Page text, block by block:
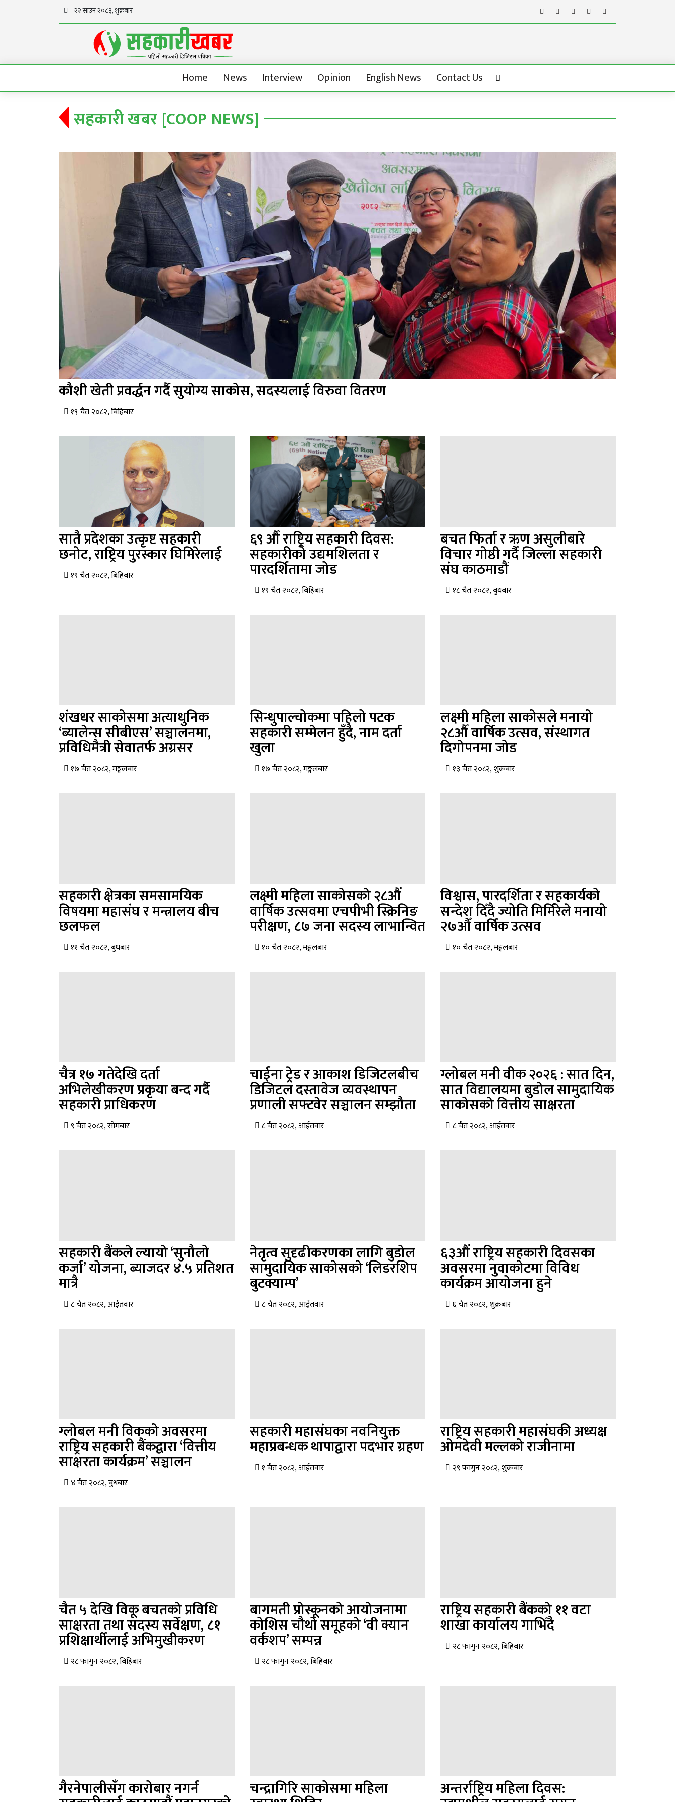
२२ साउन २०८३, शुक्रबार
Home News Interview Opinion English News Contact Us
सहकारी खबर [COOP NEWS]
कौशी खेती प्रवर्द्धन गर्दै सुयोग्य साकोस, सदस्यलाई विरुवा वितरण
१९ चैत २०८२, बिहिबार
सातै प्रदेशका उत्कृष्ट सहकारी
छनोट, राष्ट्रिय पुरस्कार घिमिरेलाई
१९ चैत २०८२, बिहिबार
६९ औँ राष्ट्रिय सहकारी दिवस:
सहकारीको उद्यमशिलता र
पारदर्शितामा जोड
१९ चैत २०८२, बिहिबार
बचत फिर्ता र ऋण असुलीबारे
विचार गोष्ठी गर्दै जिल्ला सहकारी
संघ काठमाडौं
१८ चैत २०८२, बुधबार
शंखधर साकोसमा अत्याधुनिक
‘ब्यालेन्स सीबीएस’ सञ्चालनमा,
प्रविधिमैत्री सेवातर्फ अग्रसर
१७ चैत २०८२, मङ्गलबार
सिन्धुपाल्चोकमा पहिलो पटक
सहकारी सम्मेलन हुँदै, नाम दर्ता
खुला
१७ चैत २०८२, मङ्गलबार
लक्ष्मी महिला साकोसले मनायो
२८औँ वार्षिक उत्सव, संस्थागत
दिगोपनमा जोड
१३ चैत २०८२, शुक्रबार
सहकारी क्षेत्रका समसामयिक
विषयमा महासंघ र मन्त्रालय बीच
छलफल
११ चैत २०८२, बुधबार
लक्ष्मी महिला साकोसको २८औं
वार्षिक उत्सवमा एचपीभी स्क्रिनिङ
परीक्षण, ८७ जना सदस्य लाभान्वित
१० चैत २०८२, मङ्गलबार
विश्वास, पारदर्शिता र सहकार्यको
सन्देश दिँदै ज्योति मिर्मिरेले मनायो
२७औँ वार्षिक उत्सव
१० चैत २०८२, मङ्गलबार
चैत्र १७ गतेदेखि दर्ता
अभिलेखीकरण प्रकृया बन्द गर्दै
सहकारी प्राधिकरण
९ चैत २०८२, सोमबार
चाईना ट्रेड र आकाश डिजिटलबीच
डिजिटल दस्तावेज व्यवस्थापन
प्रणाली सफ्टवेर सञ्चालन सम्झौता
८ चैत २०८२, आईतवार
ग्लोबल मनी वीक २०२६ : सात दिन,
सात विद्यालयमा बुडोल सामुदायिक
साकोसको वित्तीय साक्षरता
८ चैत २०८२, आईतवार
सहकारी बैंकले ल्यायो ‘सुनौलो
कर्जा’ योजना, ब्याजदर ४.५ प्रतिशत
मात्रै
८ चैत २०८२, आईतवार
नेतृत्व सुदृढीकरणका लागि बुडोल
सामुदायिक साकोसको ‘लिडरशिप
बुटक्याम्प’
८ चैत २०८२, आईतवार
६३औं राष्ट्रिय सहकारी दिवसका
अवसरमा नुवाकोटमा विविध
कार्यक्रम आयोजना हुने
६ चैत २०८२, शुक्रबार
ग्लोबल मनी विकको अवसरमा
राष्ट्रिय सहकारी बैंकद्वारा ‘वित्तीय
साक्षरता कार्यक्रम’ सञ्चालन
४ चैत २०८२, बुधबार
सहकारी महासंघका नवनियुक्त
महाप्रबन्धक थापाद्वारा पदभार ग्रहण
१ चैत २०८२, आईतवार
राष्ट्रिय सहकारी महासंघकी अध्यक्ष
ओमदेवी मल्लको राजीनामा
२९ फागुन २०८२, शुक्रबार
चैत ५ देखि विकू बचतको प्रविधि
साक्षरता तथा सदस्य सर्वेक्षण, ८१
प्रशिक्षार्थीलाई अभिमुखीकरण
२८ फागुन २०८२, बिहिबार
बागमती प्रोस्कूनको आयोजनामा
कोशिस चौथो समूहको ‘वी क्यान
वर्कशप’ सम्पन्न
२८ फागुन २०८२, बिहिबार
राष्ट्रिय सहकारी बैंकको ११ वटा
शाखा कार्यालय गाभिँदै
२८ फागुन २०८२, बिहिबार
गैरनेपालीसँग कारोबार नगर्न चन्द्रागिरि साकोसमा महिला अन्तर्राष्ट्रिय महिला दिवस: